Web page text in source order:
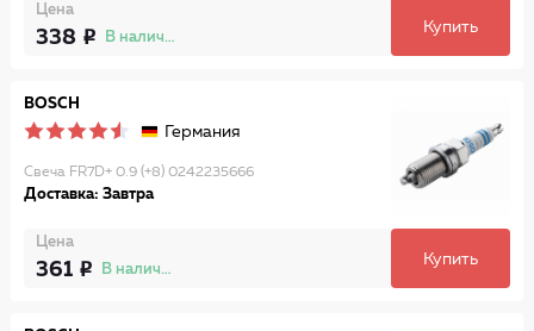
Цена
338 В наличии
Купить
BOSCH
Германия
Свеча FR7D+ 0.9 (+8) 0242235666
Доставка: Завтра
Цена
361 В наличии
Купить